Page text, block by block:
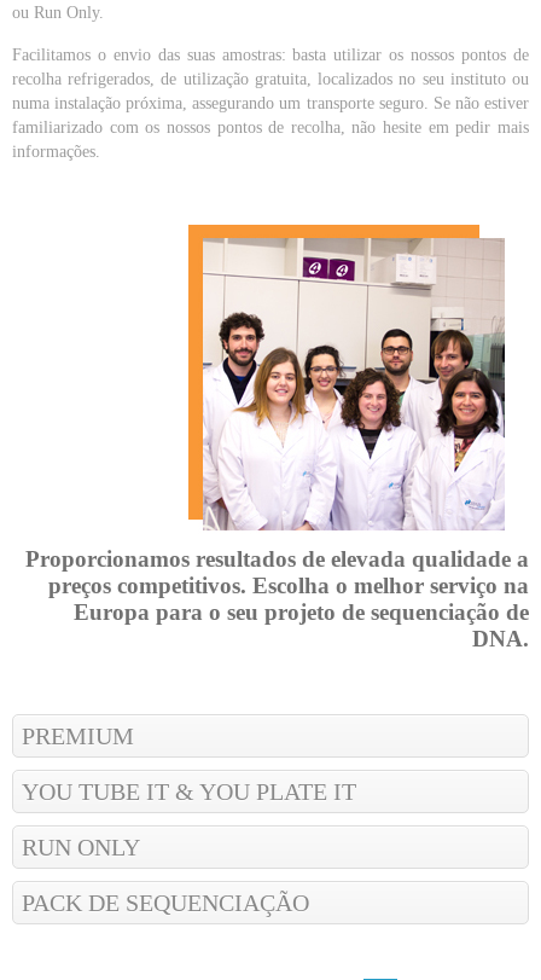
ou Run Only.
Facilitamos o envio das suas amostras: basta utilizar os nossos pontos de
recolha refrigerados, de utilização gratuita, localizados no seu instituto ou
numa instalação próxima, assegurando um transporte seguro. Se não estiver
familiarizado com os nossos pontos de recolha, não hesite em pedir mais
informações.
Proporcionamos resultados de elevada qualidade a
preços competitivos. Escolha o melhor serviço na
Europa para o seu projeto de sequenciação de
DNA.
PREMIUM
YOU TUBE IT & YOU PLATE IT
RUN ONLY
PACK DE SEQUENCIAÇÃO